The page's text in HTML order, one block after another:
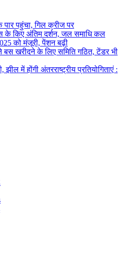
पहुंचा, गिल क्रीज पर
के किए अंतिम दर्शन, जल समाधि कल
को मंजूरी, पेंशन बढ़ी
बस खरीदने के लिए समिति गठित, टेंडर भी
में होंगी अंतरराष्ट्रीय प्रतियोगिताएं :